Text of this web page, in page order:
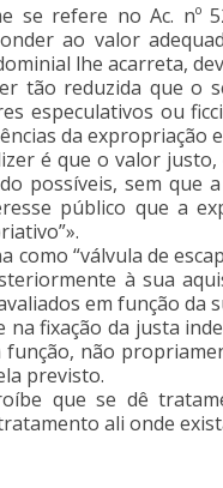
se refere no Ac. nº
ao valor
lhe acarreta,
tão reduzida que
especulativos ou
da expropriação
é que o valor
possíveis, sem que
público que a
como “válvula de
à sua
em função da
na fixação da justa
não
previsto.
que se dê
ali onde